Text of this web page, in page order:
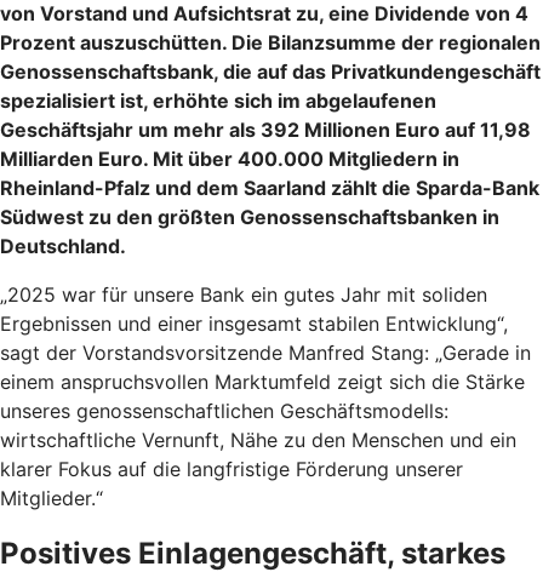
von Vorstand und Aufsichtsrat zu, eine Dividende von 4
Prozent auszuschütten. Die Bilanzsumme der regionalen
Genossenschaftsbank, die auf das Privatkundengeschäft
spezialisiert ist, erhöhte sich im abgelaufenen
Geschäftsjahr um mehr als 392 Millionen Euro auf 11,98
Milliarden Euro. Mit über 400.000 Mitgliedern in
Rheinland-Pfalz und dem Saarland zählt die Sparda-Bank
Südwest zu den größten Genossenschaftsbanken in
Deutschland.
„2025 war für unsere Bank ein gutes Jahr mit soliden
Ergebnissen und einer insgesamt stabilen Entwicklung“,
sagt der Vorstandsvorsitzende Manfred Stang: „Gerade in
einem anspruchsvollen Marktumfeld zeigt sich die Stärke
unseres genossenschaftlichen Geschäftsmodells:
wirtschaftliche Vernunft, Nähe zu den Menschen und ein
klarer Fokus auf die langfristige Förderung unserer
Mitglieder.“
Positives Einlagengeschäft, starkes